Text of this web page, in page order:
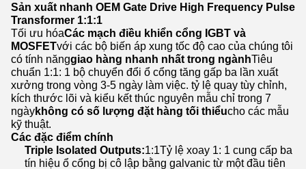
Sản xuất nhanh OEM Gate Drive High Frequency Pulse
Transformer 1:1:1
Tối ưu hóaCác mạch điều khiển cổng IGBT và
MOSFETvới các bộ biến áp xung tốc độ cao của chúng tôi
có tính nănggiao hàng nhanh nhất trong ngànhTiêu
chuẩn 1:1: 1 bộ chuyển đổi ổ cổng tăng gấp ba lần xuất
xưởng trong vòng 3-5 ngày làm việc. tỷ lệ quay tùy chỉnh,
kích thước lõi và kiểu kết thúc nguyên mẫu chỉ trong 7
ngàykhông có số lượng đặt hàng tối thiểucho các mẫu
kỹ thuật.
Các đặc điểm chính
Triple Isolated Outputs:1:1Tỷ lệ xoay 1: 1 cung cấp ba
tín hiệu ổ cổng bị cô lập bằng galvanic từ một đầu tiên